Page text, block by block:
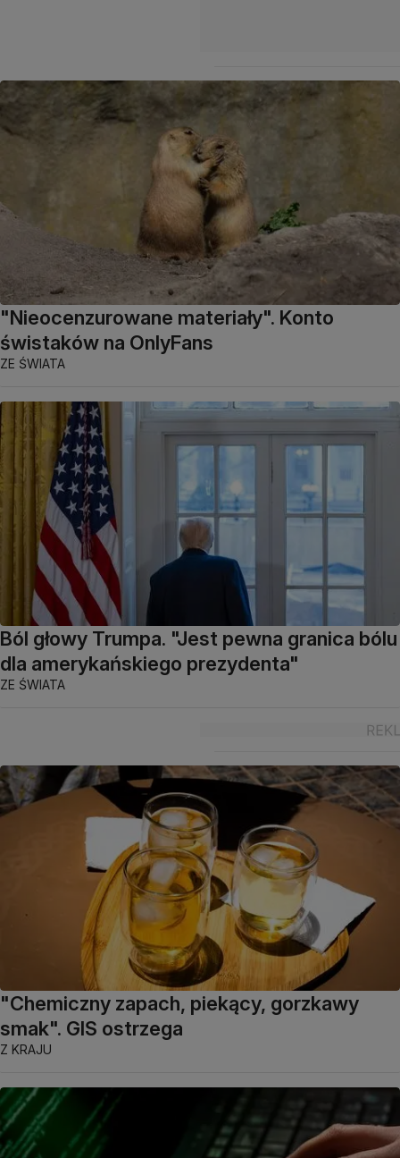
"Nieocenzurowane materiały". Konto
świstaków na OnlyFans
ZE ŚWIATA
Ból głowy Trumpa. "Jest pewna granica bólu
dla amerykańskiego prezydenta"
ZE ŚWIATA
"Chemiczny zapach, piekący, gorzkawy
smak". GIS ostrzega
Z KRAJU